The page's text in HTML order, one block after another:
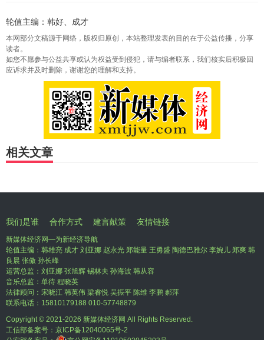
轮值主编：韩好、成才
本网部分文稿源于网络，版权归原创，本站整理发表的目的在于公益传播，分享
读者。
如您不愿参与公益共享或认为权益受到侵犯，请与编者联系，我们核实后积极回
应诉求并及时删除，谢谢您的理解和支持。
相关文章
我们是谁 合作方式 建言献策 友情链接
新媒体经济网—为新经济导航
轮值主编：韩雄亮 成才 刘亚娜 赵永光 郑能量 王勇盛 陶德巴雅尔 李婉儿 郑爽 韩
良晨 张傲 孙长峰
运营总监：刘亚娜 张旭辉 锡林夫 孙海波 韩从容
音乐总监：单待 程晓英
法律顾问：宋晓江 韩英伟 梁睿悦 吴振平 陈维 李鹏 郝萍
联系电话：15810179188 010-57748879
Copyright © 2021-2026 新媒体经济网 All Rights Reserved.
工信部备案号： 京ICP备12040065号-2